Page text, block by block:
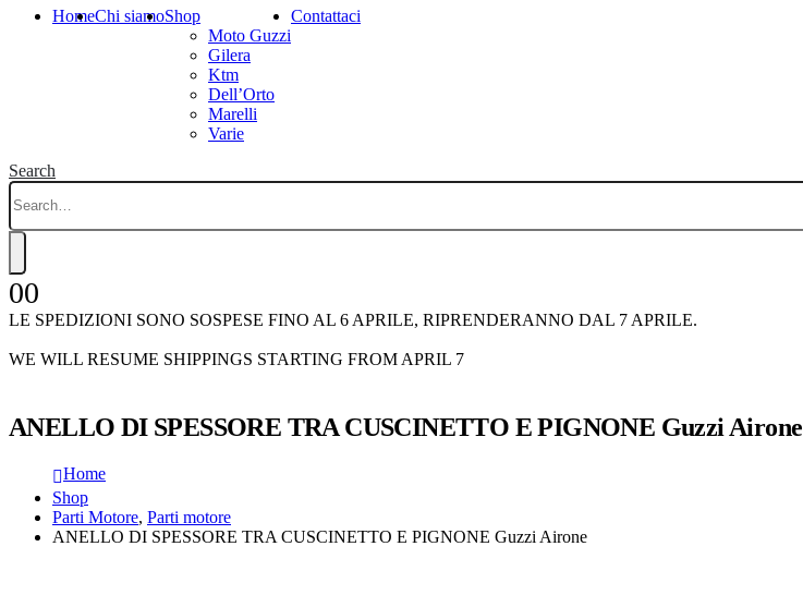
HomeChi siamoShop
Moto Guzzi
Gilera
Ktm
Dell’Orto
Marelli
Varie
Contattaci
Search
00
LE SPEDIZIONI SONO SOSPESE FINO AL 6 APRILE, RIPRENDERANNO DAL 7 APRILE.
WE WILL RESUME SHIPPINGS STARTING FROM APRIL 7
ANELLO DI SPESSORE TRA CUSCINETTO E PIGNONE Guzzi Airone
Home
Shop
Parti Motore, Parti motore
ANELLO DI SPESSORE TRA CUSCINETTO E PIGNONE Guzzi Airone